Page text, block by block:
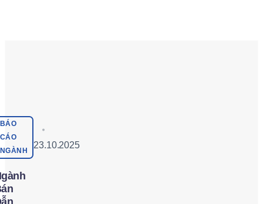
BÁO
CÁO
NGÀNH
23.10.2025